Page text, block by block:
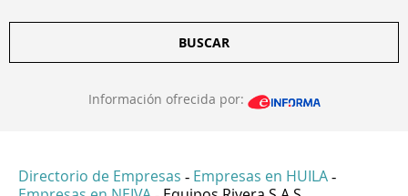
BUSCAR
Información ofrecida por:
Directorio de Empresas - Empresas en HUILA -